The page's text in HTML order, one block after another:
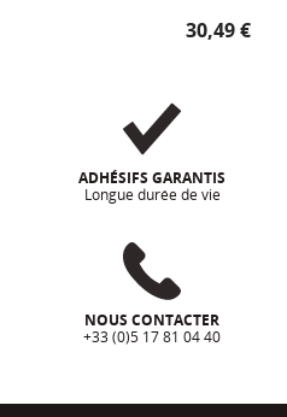
Prix
30,49 €
ADHÉSIFS GARANTIS
Longue durée de vie
NOUS CONTACTER
+33 (0)5 17 81 04 40